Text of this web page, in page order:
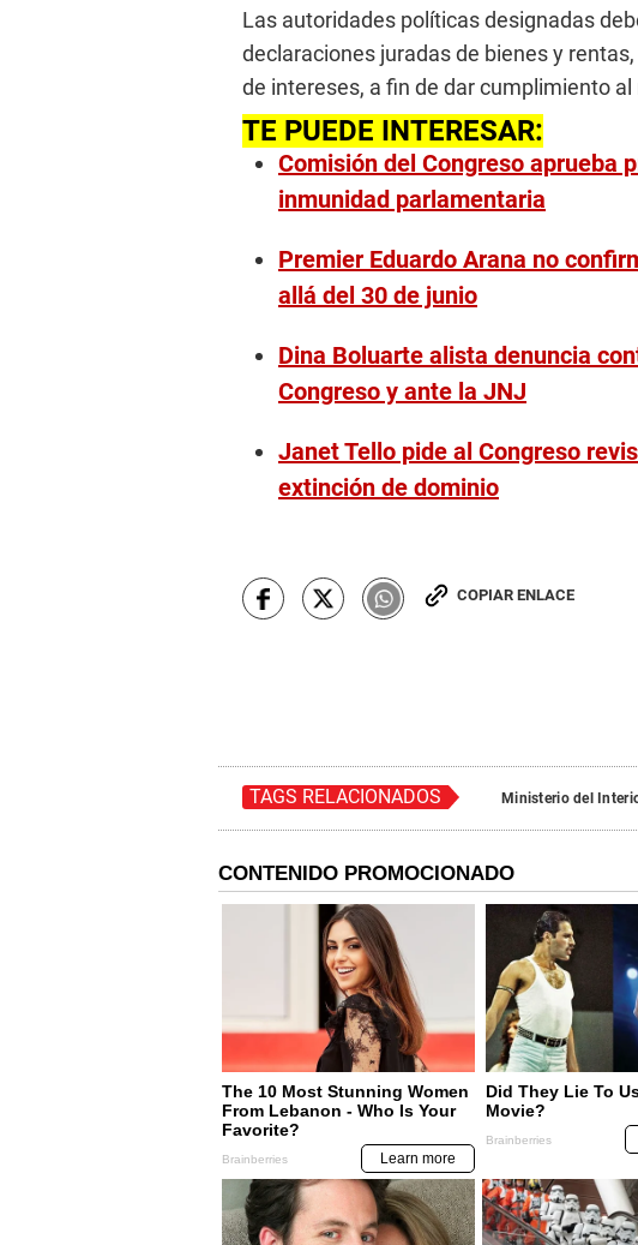
Las autoridades políticas designadas
declaraciones juradas de bienes y
de intereses, a fin de dar cumplimiento
TE PUEDE INTERESAR:
Comisión del Congreso aprueba
inmunidad parlamentaria
Premier Eduardo Arana no
allá del 30 de junio
Dina Boluarte alista denuncia
Congreso y ante la JNJ
Janet Tello pide al Congreso
extinción de dominio
COPIAR ENLACE
TAGS RELACIONADOS Ministerio del